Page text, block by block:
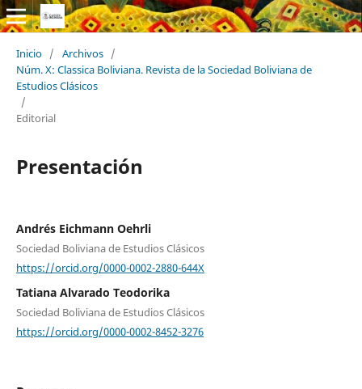
Inicio / Archivos /
Núm. X: Classica Boliviana. Revista de la Sociedad Boliviana de
Estudios Clásicos
/
Editorial
Presentación
Andrés Eichmann Oehrli
Sociedad Boliviana de Estudios Clásicos
https://orcid.org/0000-0002-2880-644X
Tatiana Alvarado Teodorika
Sociedad Boliviana de Estudios Clásicos
https://orcid.org/0000-0002-8452-3276